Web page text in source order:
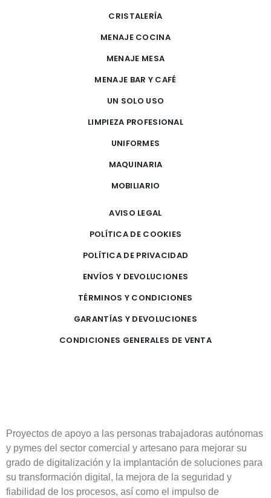
CRISTALERÍA
MENAJE COCINA
MENAJE MESA
MENAJE BAR Y CAFÉ
UN SOLO USO
LIMPIEZA PROFESIONAL
UNIFORMES
MAQUINARIA
MOBILIARIO
AVISO LEGAL
POLÍTICA DE COOKIES
POLÍTICA DE PRIVACIDAD
ENVÍOS Y DEVOLUCIONES
TÉRMINOS Y CONDICIONES
GARANTÍAS Y DEVOLUCIONES
CONDICIONES GENERALES DE VENTA
Proyectos de apoyo a las personas trabajadoras autónomas
y pymes del sector comercial y artesano para mejorar su
grado de digitalización y la implantación de soluciones para
su transformación digital, la mejora de la seguridad y
fiabilidad de los procesos, así como el impulso de